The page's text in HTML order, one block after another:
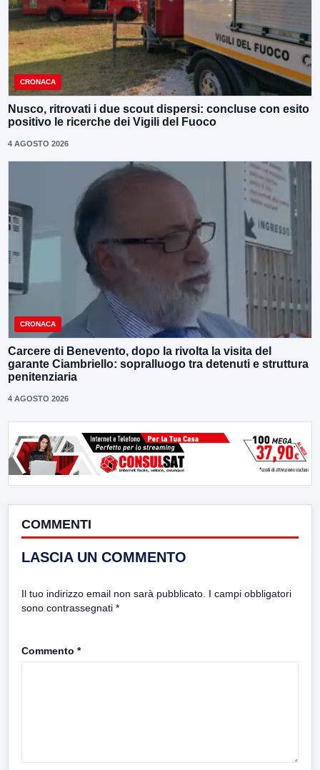
CRONACA
Nusco, ritrovati i due scout dispersi: concluse con esito
positivo le ricerche dei Vigili del Fuoco
4 AGOSTO 2026
CRONACA
Carcere di Benevento, dopo la rivolta la visita del
garante Ciambriello: sopralluogo tra detenuti e struttura
penitenziaria
4 AGOSTO 2026
COMMENTI
LASCIA UN COMMENTO
Il tuo indirizzo email non sarà pubblicato. I campi obbligatori
sono contrassegnati *
Commento *